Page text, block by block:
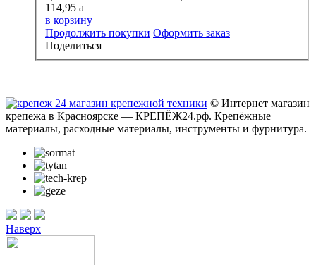
114,95 a
в корзину
Продолжить покупки Оформить заказ
Поделиться
© Интернет магазин
крепежа в Красноярске — КРЕПЁЖ24.рф. Крепёжные
материалы, расходные материалы, инструменты и фурнитура.
Наверх